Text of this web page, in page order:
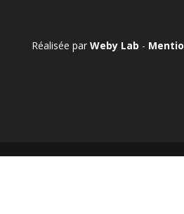
Réalisée par Weby Lab -